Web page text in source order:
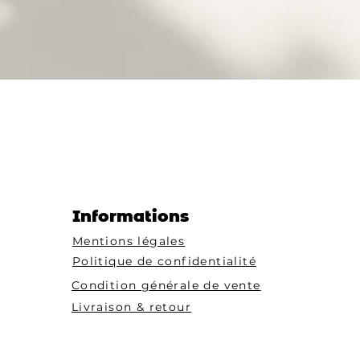
Informations
Mentions légales
Politique de confidentialité
Condition générale de vente
Livraison & retour